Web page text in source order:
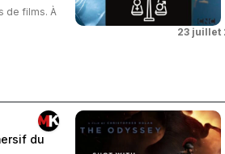
de films. À
23 juillet
du